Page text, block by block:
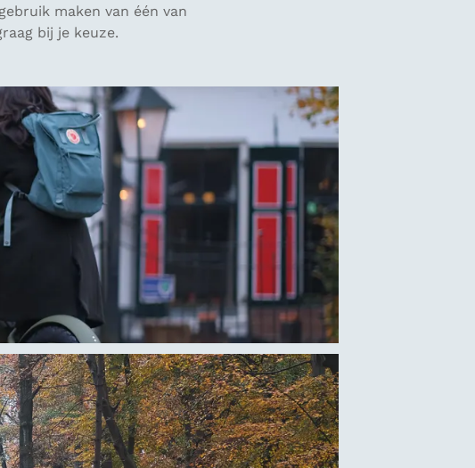
maken van één van
bij je keuze.